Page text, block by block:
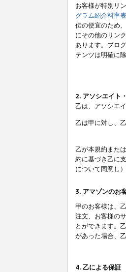
お客様が特別リ
グラム紹介料率表
伝の便宜のため
にその他のリン
あります。プロ
テンツは明確に
2. アソシエイト
乙は、アソシエ
乙は甲に対し、
乙が本規約また
約に基づき乙に
について同意し
3. アマゾンのお
甲のお客様は、
注文、お客様の
とができます。
があった場合、
4. 乙による保証